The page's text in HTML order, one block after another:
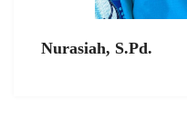
Nurasiah, S.Pd.